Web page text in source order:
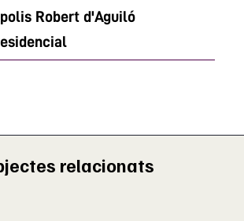
Robert d'Aguiló
relacionats